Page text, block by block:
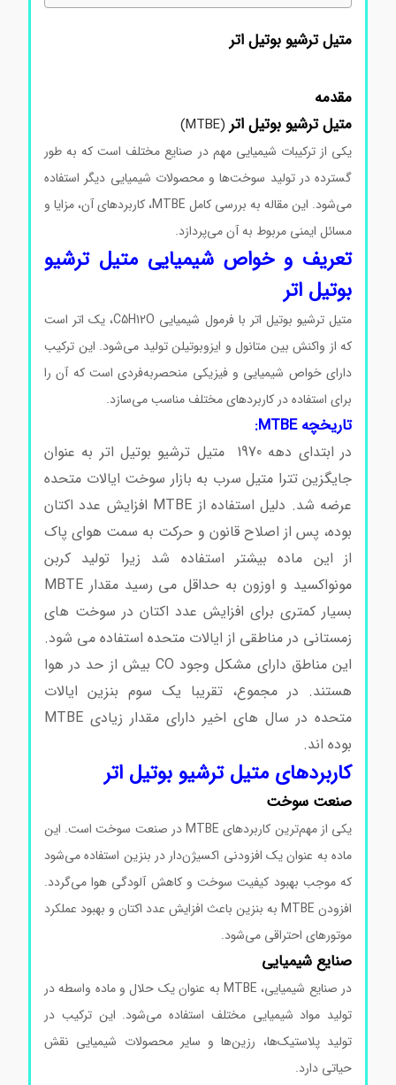
متیل ترشیو بوتیل اتر
مقدمه
متیل ترشیو بوتیل اتر (MTBE)
یکی از ترکیبات شیمیایی مهم در صنایع مختلف است که به طور
گسترده در تولید سوخت‌ها و محصولات شیمیایی دیگر استفاده
می‌شود. این مقاله به بررسی کامل MTBE، کاربردهای آن، مزایا و
مسائل ایمنی مربوط به آن می‌پردازد.
تعریف و خواص شیمیایی متیل ترشیو
بوتیل اتر
متیل ترشیو بوتیل اتر با فرمول شیمیایی C5H12O، یک اتر است
که از واکنش بین متانول و ایزوبوتیلن تولید می‌شود. این ترکیب
دارای خواص شیمیایی و فیزیکی منحصربه‌فردی است که آن را
برای استفاده در کاربردهای مختلف مناسب می‌سازد.
تاریخچه MTBE:
در ابتدای دهه 1970 متیل ترشیو بوتیل اتر به عنوان
جایگزین تترا متیل سرب به بازار سوخت ایالات متحده
عرضه شد. دلیل استفاده از MTBE افزایش عدد اکتان
بوده، پس از اصلاح قانون و حرکت به سمت هوای پاک
از این ماده بیشتر استفاده شد زیرا تولید کربن
مونواکسید و اوزون به حداقل می رسید مقدار MBTE
بسیار کمتری برای افزایش عدد اکتان در سوخت های
زمستانی در مناطقی از ایالات متحده استفاده می شود.
این مناطق دارای مشکل وجود CO بیش از حد در هوا
هستند. در مجموع، تقریبا یک سوم بنزین ایالات
متحده در سال های اخیر دارای مقدار زیادی MTBE
بوده اند.خرید متیل ترشیو بوتیل اتر
کاربردهای متیل ترشیو بوتیل اتر
صنعت سوخت
یکی از مهم‌ترین کاربردهای MTBE در صنعت سوخت است. این
ماده به عنوان یک افزودنی اکسیژن‌دار در بنزین استفاده می‌شود
که موجب بهبود کیفیت سوخت و کاهش آلودگی هوا می‌گردد.
افزودن MTBE به بنزین باعث افزایش عدد اکتان و بهبود عملکرد
موتورهای احتراقی می‌شود.
صنایع شیمیایی
در صنایع شیمیایی، MTBE به عنوان یک حلال و ماده واسطه در
تولید مواد شیمیایی مختلف استفاده می‌شود. این ترکیب در
تولید پلاستیک‌ها، رزین‌ها و سایر محصولات شیمیایی نقش
حیاتی دارد.خرید متیل ترشیو بوتیل اتر